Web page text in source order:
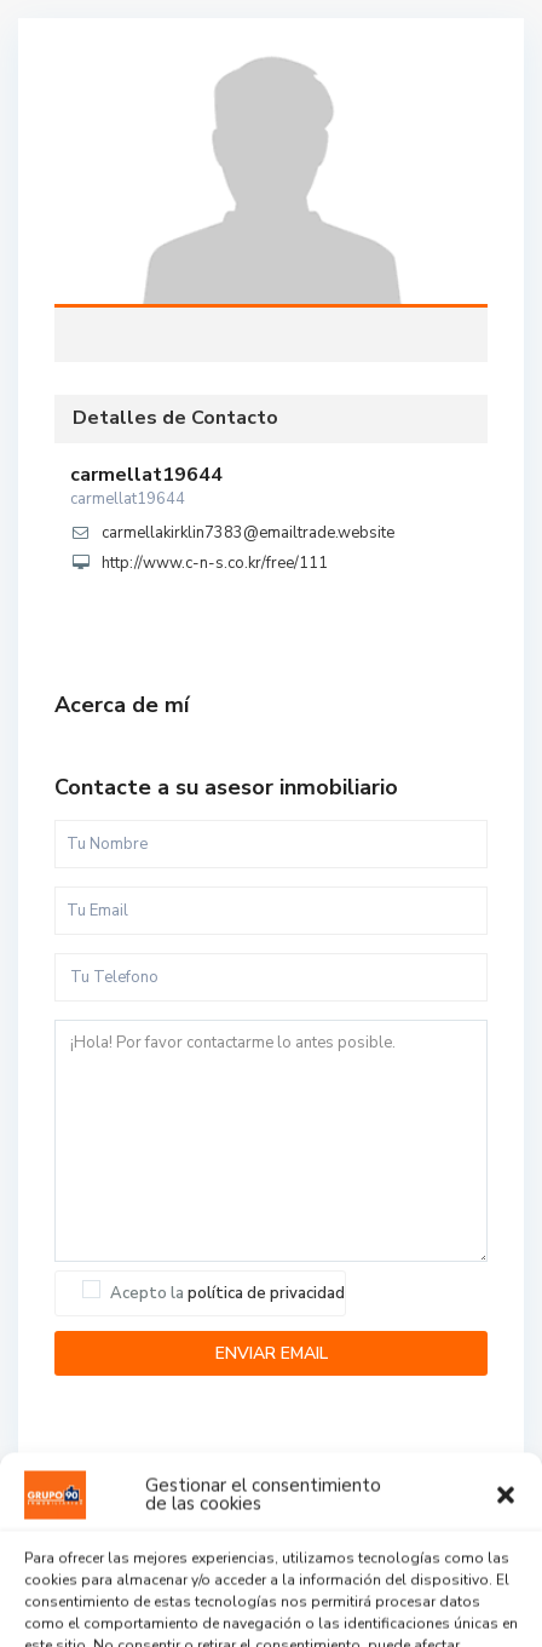
Gestionar el consentimiento
de las cookies
Para ofrecer las mejores experiencias, utilizamos tecnologías como las
cookies para almacenar y/o acceder a la información del dispositivo. El
consentimiento de estas tecnologías nos permitirá procesar datos
como el comportamiento de navegación o las identificaciones únicas en
Detalles de Contacto
carmellat19644
carmellat19644
carmellakirklin7383@emailtrade.website
http://www.c-n-s.co.kr/free/111
Acerca de mí
Contacte a su asesor inmobiliario
Acepto la política de privacidad
...